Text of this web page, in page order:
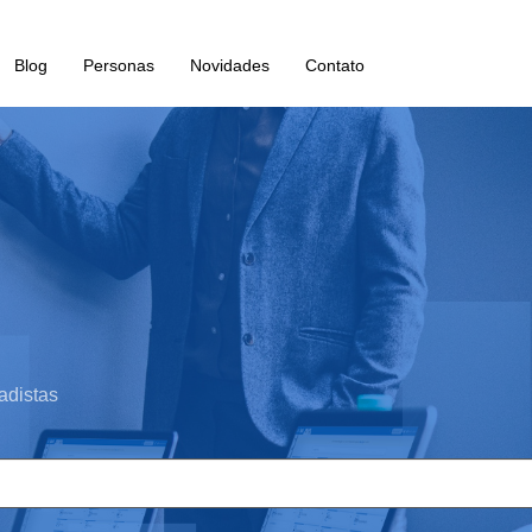
Blog Personas Novidades Contato